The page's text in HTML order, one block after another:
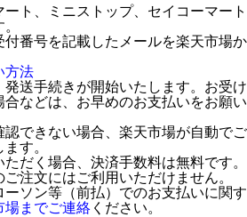
ト、ミニストップ、セイコーマート
付番号を記載したメールを楽天市場か
方法
送手続きが開始いたします。お受け
などは、お早めのお支払いをお願い
認できない場合、楽天市場が自動でご
す。
だく場合、決済手数料は無料です。
注文にはご利用いただけません。
ソン等（前払）でのお支払いに関す
場までご連絡 ください。